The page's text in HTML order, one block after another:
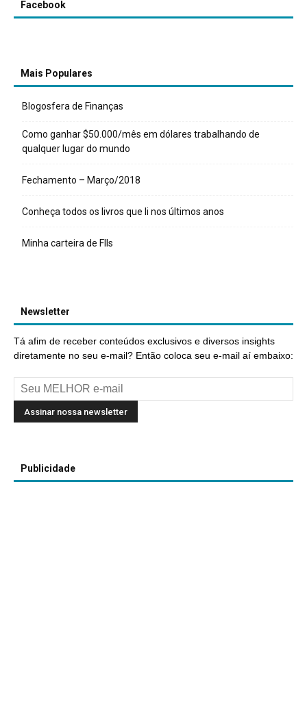
Facebook
Mais Populares
Blogosfera de Finanças
Como ganhar $50.000/mês em dólares trabalhando de
qualquer lugar do mundo
Fechamento – Março/2018
Conheça todos os livros que li nos últimos anos
Minha carteira de FIIs
Newsletter
Tá afim de receber conteúdos exclusivos e diversos insights
diretamente no seu e-mail? Então coloca seu e-mail aí embaixo:
Publicidade